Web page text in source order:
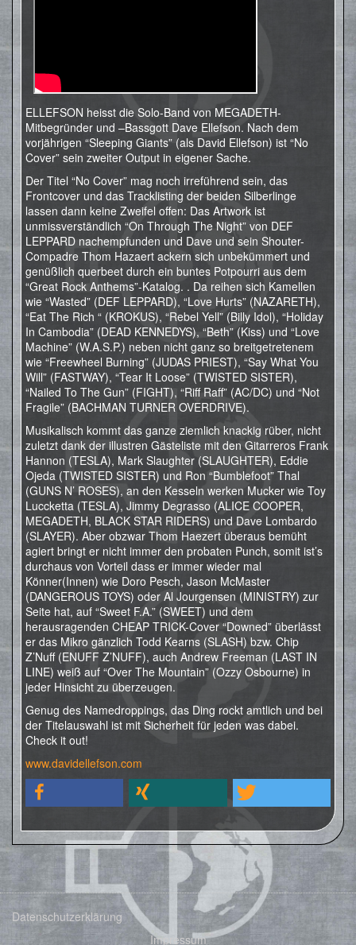
ELLEFSON heisst die Solo-Band von MEGADETH-
Mitbegründer und –Bassgott Dave Ellefson. Nach dem
vorjährigen “Sleeping Giants” (als David Ellefson) ist “No
Cover” sein zweiter Output in eigener Sache.
Der Titel “No Cover” mag noch irreführend sein, das
Frontcover und das Tracklisting der beiden Silberlinge
lassen dann keine Zweifel offen: Das Artwork ist
unmissverständlich “On Through The Night” von DEF
LEPPARD nachempfunden und Dave und sein Shouter-
Compadre Thom Hazaert ackern sich unbekümmert und
genüßlich querbeet durch ein buntes Potpourri aus dem
“Great Rock Anthems”-Katalog. . Da reihen sich Kamellen
wie “Wasted” (DEF LEPPARD), “Love Hurts” (NAZARETH),
“Eat The Rich “ (KROKUS), “Rebel Yell” (Billy Idol), “Holiday
In Cambodia” (DEAD KENNEDYS), “Beth” (Kiss) und “Love
Machine” (W.A.S.P.) neben nicht ganz so breitgetretenem
wie “Freewheel Burning” (JUDAS PRIEST), “Say What You
Will” (FASTWAY), “Tear It Loose” (TWISTED SISTER),
“Nailed To The Gun” (FIGHT), “Riff Raff” (AC/DC) und “Not
Fragile” (BACHMAN TURNER OVERDRIVE).
Musikalisch kommt das ganze ziemlich knackig rüber, nicht
zuletzt dank der illustren Gästeliste mit den Gitarreros Frank
Hannon (TESLA), Mark Slaughter (SLAUGHTER), Eddie
Ojeda (TWISTED SISTER) und Ron “Bumblefoot” Thal
(GUNS N’ ROSES), an den Kesseln werken Mucker wie Toy
Luccketta (TESLA), Jimmy Degrasso (ALICE COOPER,
MEGADETH, BLACK STAR RIDERS) und Dave Lombardo
(SLAYER). Aber obzwar Thom Haezert überaus bemüht
agiert bringt er nicht immer den probaten Punch, somit ist’s
durchaus von Vorteil dass er immer wieder mal
Könner(Innen) wie Doro Pesch, Jason McMaster
(DANGEROUS TOYS) oder Al Jourgensen (MINISTRY) zur
Seite hat, auf “Sweet F.A.” (SWEET) und dem
herausragenden CHEAP TRICK-Cover “Downed” überlässt
er das Mikro gänzlich Todd Kearns (SLASH) bzw. Chip
Z’Nuff (ENUFF Z’NUFF), auch Andrew Freeman (LAST IN
LINE) weiß auf “Over The Mountain” (Ozzy Osbourne) in
jeder Hinsicht zu überzeugen.
Genug des Namedroppings, das Ding rockt amtlich und bei
der Titelauswahl ist mit Sicherheit für jeden was dabei.
Check it out!
www.davidellefson.com
Datenschutzerklärung
Impressum